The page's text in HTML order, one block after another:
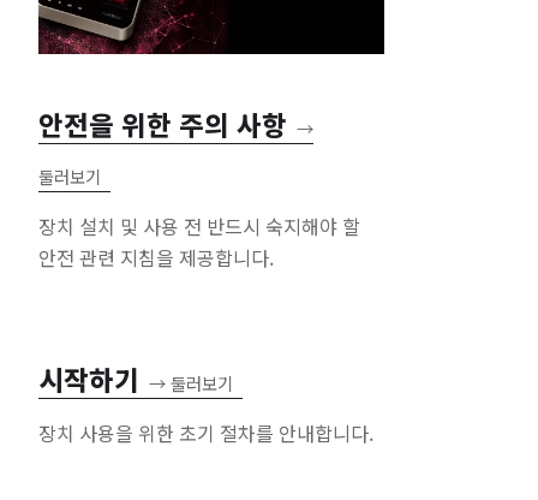
안전을 위한 주의 사항 →
둘러보기
장치 설치 및 사용 전 반드시 숙지해야 할
안전 관련 지침을 제공합니다.
시작하기 →둘러보기
장치 사용을 위한 초기 절차를 안내합니다.